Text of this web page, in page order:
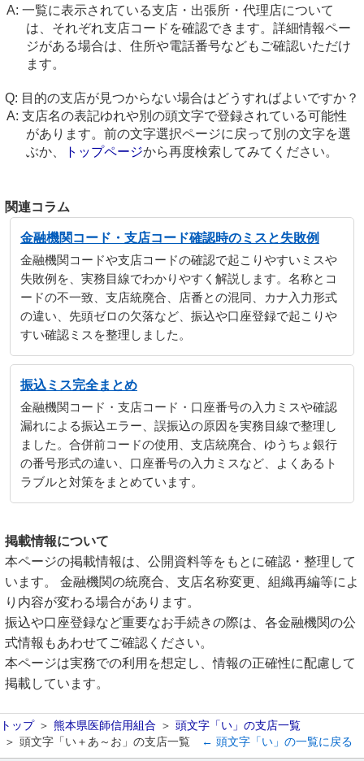
一覧に表示されている支店・出張所・代理店について
は、それぞれ支店コードを確認できます。詳細情報ペー
ジがある場合は、住所や電話番号などもご確認いただけ
ます。
目的の支店が見つからない場合はどうすればよいですか？
支店名の表記ゆれや別の頭文字で登録されている可能性
があります。前の文字選択ページに戻って別の文字を選
ぶか、
トップページから再度検索してみてください。
関連コラム
金融機関コード・支店コード確認時のミスと失敗例
金融機関コードや支店コードの確認で起こりやすいミスや
失敗例を、実務目線でわかりやすく解説します。名称とコ
ードの不一致、支店統廃合、店番との混同、カナ入力形式
の違い、先頭ゼロの欠落など、振込や口座登録で起こりや
すい確認ミスを整理しました。
振込ミス完全まとめ
金融機関コード・支店コード・口座番号の入力ミスや確認
漏れによる振込エラー、誤振込の原因を実務目線で整理し
ました。合併前コードの使用、支店統廃合、ゆうちょ銀行
の番号形式の違い、口座番号の入力ミスなど、よくあるト
ラブルと対策をまとめています。
掲載情報について
本ページの掲載情報は、公開資料等をもとに確認・整理して
います。 金融機関の統廃合、支店名称変更、組織再編等によ
り内容が変わる場合があります。
振込や口座登録など重要なお手続きの際は、各金融機関の公
式情報もあわせてご確認ください。
本ページは実務での利用を想定し、情報の正確性に配慮して
掲載しています。
トップ 熊本県医師信用組合
頭文字「い」の支店一覧
頭文字「い＋あ～お」の支店一覧
← 頭文字「い」の一覧に戻る